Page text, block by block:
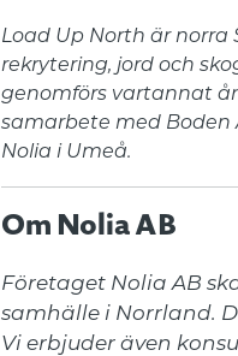
Load Up North är
rekrytering, jord och
genomförs vartannat
samarbete med Boden
Nolia i Umeå.
Om Nolia AB
Företaget Nolia AB
samhälle i Norrland.
Vi erbjuder även